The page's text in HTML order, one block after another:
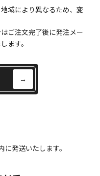
域により異なるため、変
ご注文完了後に発注メー
ます。
→
発送いたします。